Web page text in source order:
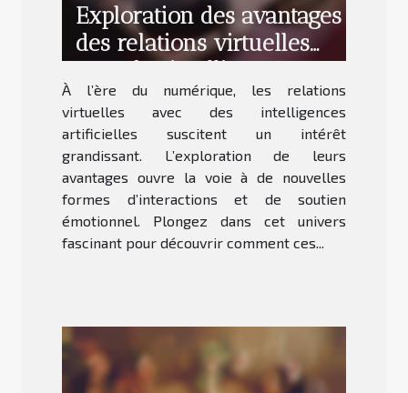
Exploration des avantages
des relations virtuelles
avec des intelligences
artificielles
À l’ère du numérique, les relations
virtuelles avec des intelligences
artificielles suscitent un intérêt
grandissant. L’exploration de leurs
avantages ouvre la voie à de nouvelles
formes d’interactions et de soutien
émotionnel. Plongez dans cet univers
fascinant pour découvrir comment ces...